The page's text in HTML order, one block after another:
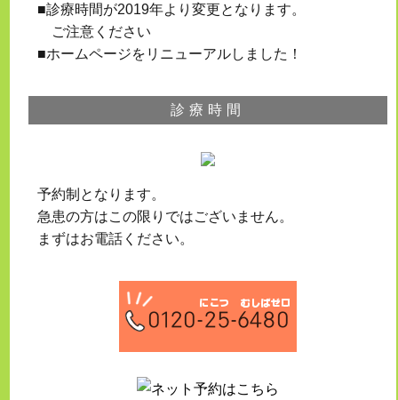
■診療時間が2019年より変更となります。
ご注意ください
■ホームページをリニューアルしました！
診療時間
予約制となります。
急患の方はこの限りではございません。
まずはお電話ください。